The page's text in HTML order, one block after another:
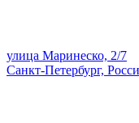
улица Маринеско, 2/7
Санкт-Петербург,